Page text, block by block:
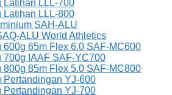
Latihan LLL-700
Latihan LLL-800
SAH-ALU
ALU World Athletics
600g 65m Flex 6.0 SAF-MC600
700g IAAF SAF-YC700
800g 85m Flex 5.0 SAF-MC800
Pertandingan YJ-600
Pertandingan YJ-700